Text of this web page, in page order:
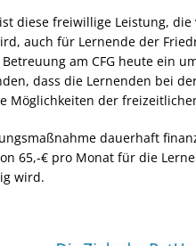
diese freiwillige Leistung, die
auch für Lernende der
am CFG heute ein
dass die Lernenden bei
Möglichkeiten der
dauerhaft
65,-€ pro Monat für die
wird.